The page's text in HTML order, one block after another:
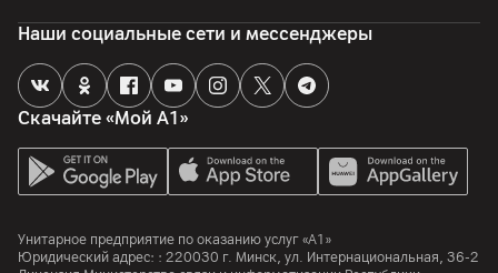
Скачайте «Мой А1»
Наши социальные сети и мессенджеры
Унитарное предприятие по оказанию услуг «А1»
Юридический адрес: : 220030 г. Минск, ул. Интернациональная, 36-2